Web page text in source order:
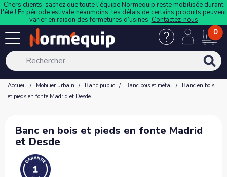
Chers clients, sachez que toute l'équipe Normequip reste mobilisée durant
l'été ! En période estivale néanmoins, les délais de certains produits peuvent
varier en raison des fermetures d’usines. Contactez-nous
0
Accueil Mobilier urbain Banc public Banc bois et métal
Banc en bois
et pieds en fonte Madrid et Desde
Banc en bois et pieds en fonte Madrid
et Desde